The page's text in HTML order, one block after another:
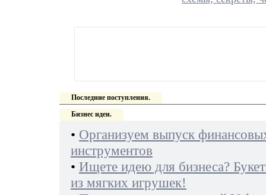
Последние поступления.
Бизнес идеи.
• Организуем выпуск
инструментов
• Ищете идею для бизнеса?
из мягких игрушек!